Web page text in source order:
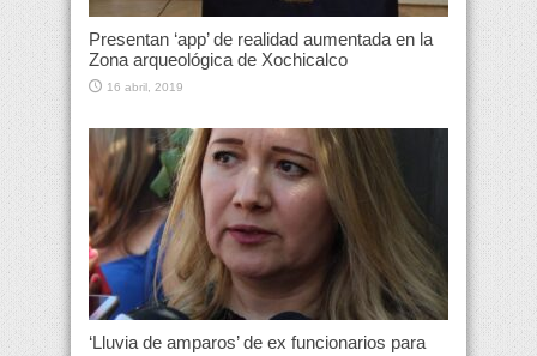
Presentan ‘app’ de realidad aumentada en la
Zona arqueológica de Xochicalco
16 abril, 2019
‘Lluvia de amparos’ de ex funcionarios para